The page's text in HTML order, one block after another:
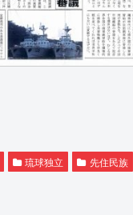
琉球独立 先住民族